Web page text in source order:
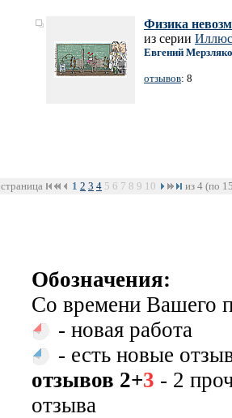
Физика
из серии
Евгений
отзывов: 8
страница 1 2 3 4 5 6 7 8 9 10 из 4 (по
Обозначения:
Со времени Вашего
- новая работа
- есть новые
отзывов 2+3 - 2
отзыва